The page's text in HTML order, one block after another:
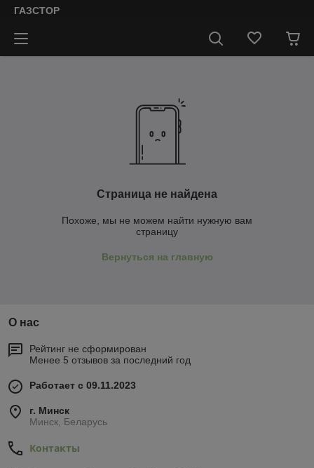
ГАЗСТОР
Страница не найдена
Похоже, мы не можем найти нужную вам
страницу
Вернуться на главную
О нас
Рейтинг не сформирован
Менее 5 отзывов за последний год
Работает с 09.11.2023
г. Минск
Минск, Беларусь
Контакты